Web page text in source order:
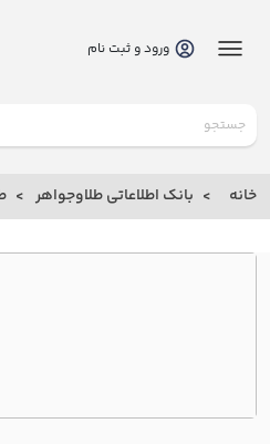
بانک
بانک
اطلاعاتی
درباره
ورود و ثبت نام
خانه بانک اطلاعاتی طلاوجواهر